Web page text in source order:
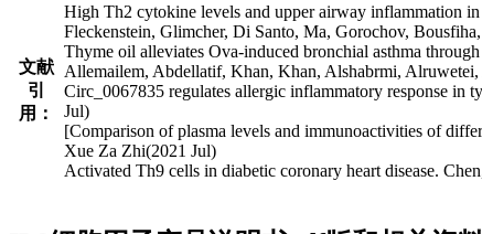
文献
引
用：
High Th2 cytokine levels and upper airway inflammation
Fleckenstein, Glimcher, Di Santo, Ma, Gorochov,
Thyme oil alleviates Ova-induced bronchial asthma
Allemailem, Abdellatif, Khan, Khan, Alshabrmi,
Circ_0067835 regulates allergic inflammatory response
Jul)
[Comparison of plasma levels and immunoactivities of
Xue Za Zhi(2021 Jul)
Activated Th9 cells in diabetic coronary heart disease.